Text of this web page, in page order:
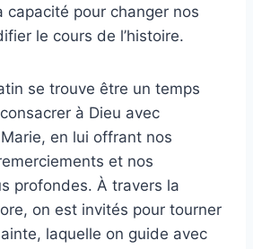
capacité pour changer nos
le cours de l’histoire.
se trouve être un temps
à Dieu avec
en lui offrant nos
et nos
profondes. À travers la
on est invités pour tourner
laquelle on guide avec